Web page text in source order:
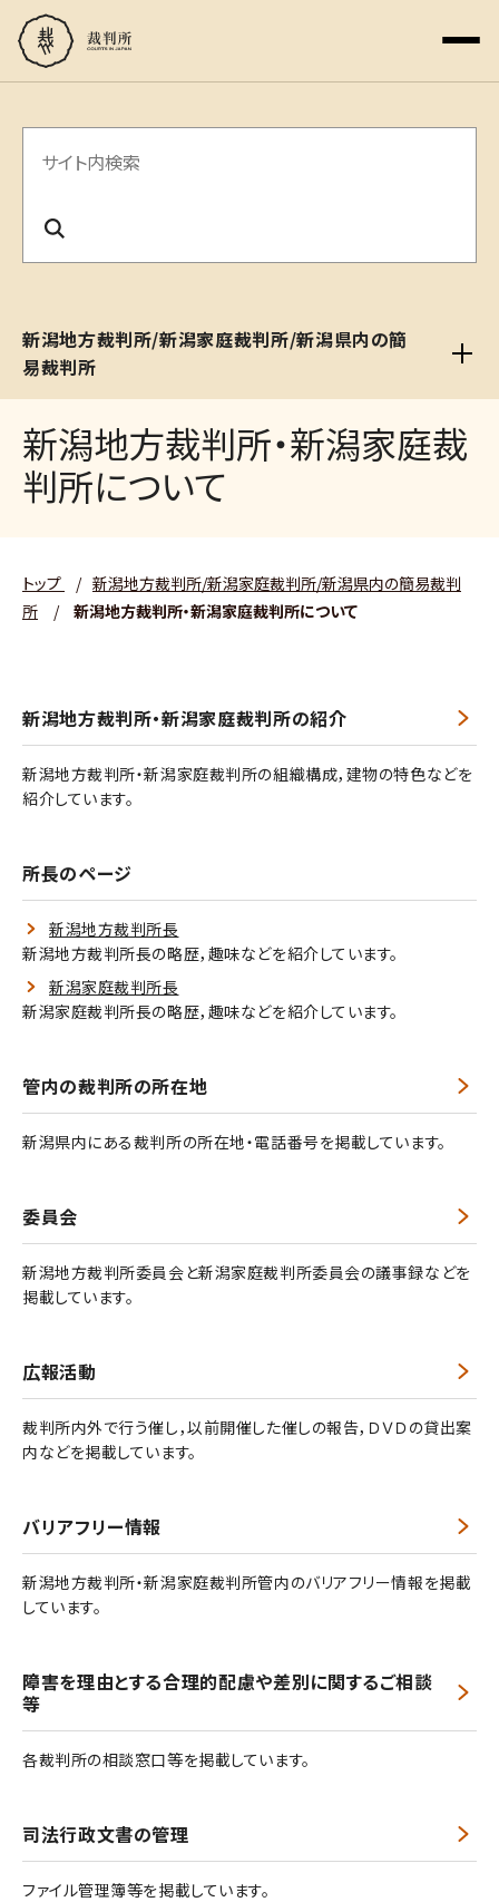
サ
内
索
新潟地方裁判所/新潟家庭裁判所/新潟県内の簡
易裁判所
新潟地方裁判所・新潟家庭裁
判所について
トップ / 新潟地方裁判所/新潟家庭裁判所/新潟県内の簡易裁判
所
/ 新潟地方裁判所・新潟家庭裁判所について
新潟地方裁判所・新潟家庭裁判所の紹介
新潟地方裁判所・新潟家庭裁判所の組織構成，建物の特色などを
紹介しています。
所長のページ
新潟地方裁判所長
新潟地方裁判所長の略歴，趣味などを紹介しています。
新潟家庭裁判所長
新潟家庭裁判所長の略歴，趣味などを紹介しています。
管内の裁判所の所在地
新潟県内にある裁判所の所在地・電話番号を掲載しています。
委員会
新潟地方裁判所委員会と新潟家庭裁判所委員会の議事録などを
掲載しています。
広報活動
裁判所内外で行う催し，以前開催した催しの報告，ＤＶＤの貸出案
内などを掲載しています。
バリアフリー情報
新潟地方裁判所・新潟家庭裁判所管内のバリアフリー情報を掲載
しています。
障害を理由とする合理的配慮や差別に関するご相談
等
各裁判所の相談窓口等を掲載しています。
司法行政文書の管理
ファイル管理簿等を掲載しています。